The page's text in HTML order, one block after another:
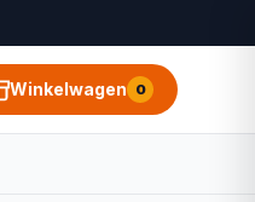
Winkelwagen 0